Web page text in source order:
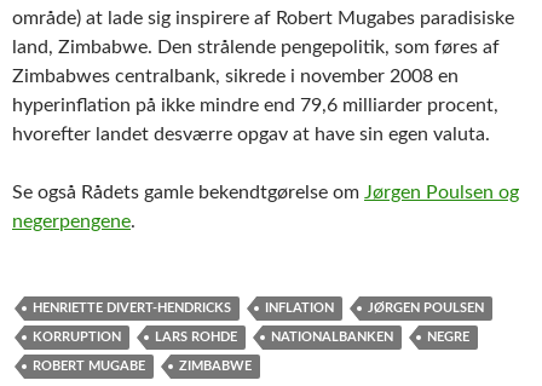
område) at lade sig inspirere af Robert Mugabes paradisiske
land, Zimbabwe. Den strålende pengepolitik, som føres af
Zimbabwes centralbank, sikrede i november 2008 en
hyperinflation på ikke mindre end 79,6 milliarder procent,
hvorefter landet desværre opgav at have sin egen valuta.
Se også Rådets gamle bekendtgørelse om Jørgen Poulsen og
negerpengene.
HENRIETTE DIVERT-HENDRICKS INFLATION JØRGEN POULSEN
KORRUPTION LARS ROHDE NATIONALBANKEN NEGRE
ROBERT MUGABE ZIMBABWE